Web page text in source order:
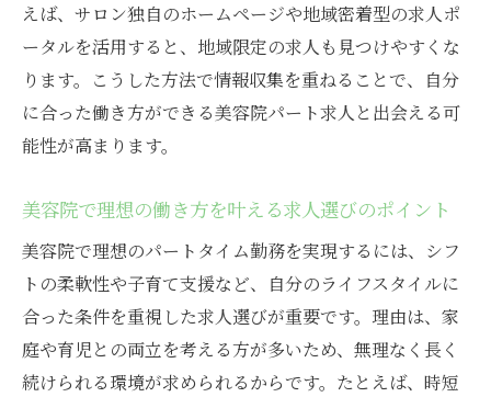
メリット
美容院で子育て世代に支持される働き方の
理由
美容院のパート勤務が主婦に人気な秘密を
解説
家庭と両立しやすい美容院のシフト制度活
美容院パート勤務で実現する生活バランス
美容院選びで重視したい家庭支援ポイント
ブランク明けも安心な美容院での復帰サポート
美容院の復帰サポート体制と安心ポイント
えば、サロン独自のホームページや地域密着型の求人ポ
ータルを活用すると、地域限定の求人も見つけやすくな
ります。こうした方法で情報収集を重ねることで、自分
に合った働き方ができる美容院パート求人と出会える可
能性が高まります。
美容院で理想の働き方を叶える求人選びのポイント
美容院で理想のパートタイム勤務を実現するには、シフ
トの柔軟性や子育て支援など、自分のライフスタイルに
合った条件を重視した求人選びが重要です。理由は、家
庭や育児との両立を考える方が多いため、無理なく長く
続けられる環境が求められるからです。たとえば、時短